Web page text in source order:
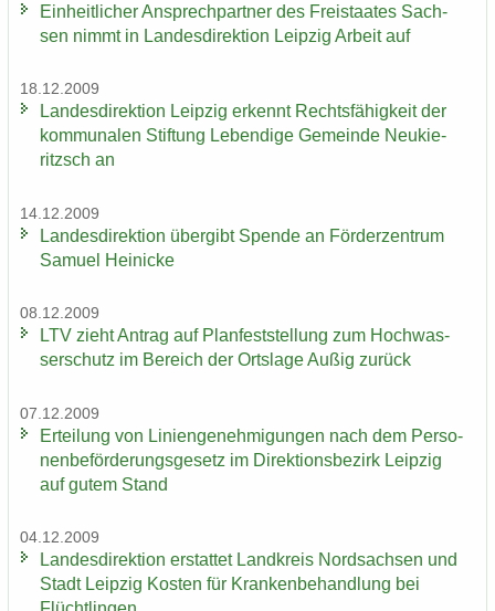
Ein­heit­li­cher An­sprech­part­ner des Frei­staa­tes Sach­
sen nimmt in Lan­des­di­rek­ti­on Leip­zig Ar­beit auf
18.12.2009
Lan­des­di­rek­ti­on Leip­zig er­kennt Rechts­fä­hig­keit der
kom­mu­na­len Stif­tung Le­ben­di­ge Ge­mein­de Neu­kie­
ritzsch an
14.12.2009
Lan­des­di­rek­ti­on über­gibt Spen­de an För­der­zen­trum
Sa­mu­el Hei­ni­cke
08.12.2009
LTV zieht An­trag auf Plan­fest­stel­lung zum Hoch­was­
ser­schutz im Be­reich der Orts­la­ge Außig zu­rück
07.12.2009
Er­tei­lung von Li­ni­en­ge­neh­mi­gun­gen nach dem Per­so­
nen­be­för­de­rungs­ge­setz im Di­rek­ti­ons­be­zirk Leip­zig
auf gutem Stand
04.12.2009
Lan­des­di­rek­ti­on er­stat­tet Land­kreis Nord­sach­sen und
Stadt Leip­zig Kos­ten für Kran­ken­be­hand­lung bei